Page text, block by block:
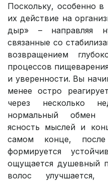
Поскольку, особенно в
их действие на
дыр» – направляя
связанные со
возвращением
процессов
и уверенности. Вы
менее остро
через несколько
нормальный обмен
ясность мыслей и
самом конце, после
формируется
ощущается душевный
волос улучшается,